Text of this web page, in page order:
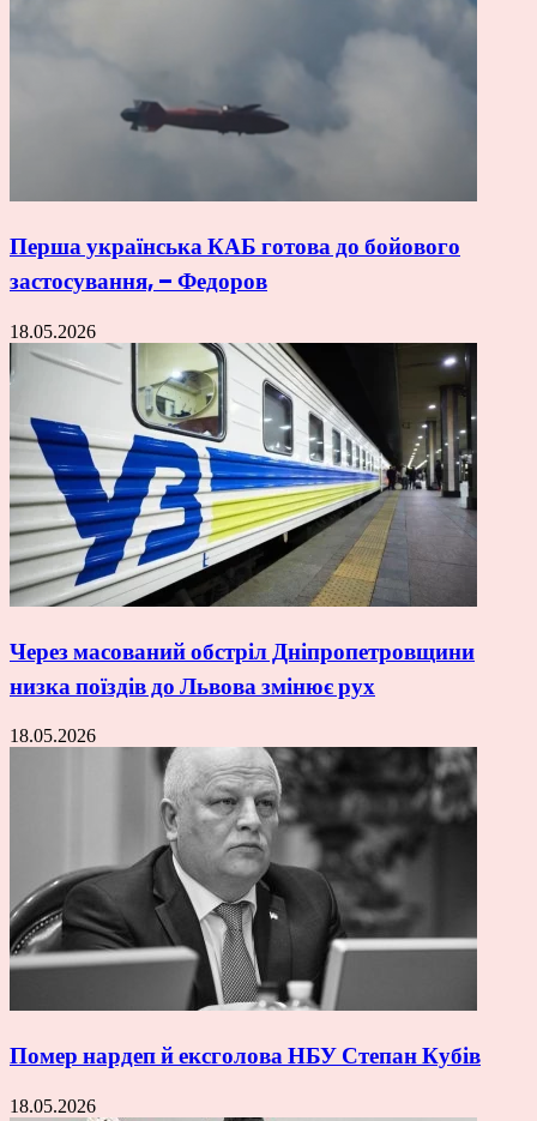
Перша українська КАБ готова до бойового
застосування, – Федоров
18.05.2026
Через масований обстріл Дніпропетровщини
низка поїздів до Львова змінює рух
18.05.2026
Помер нардеп й ексголова НБУ Степан Кубів
18.05.2026